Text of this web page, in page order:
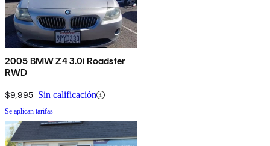
2005 BMW Z4 3.0i Roadster
RWD
$9,995 Sin calificación
Se aplican tarifas